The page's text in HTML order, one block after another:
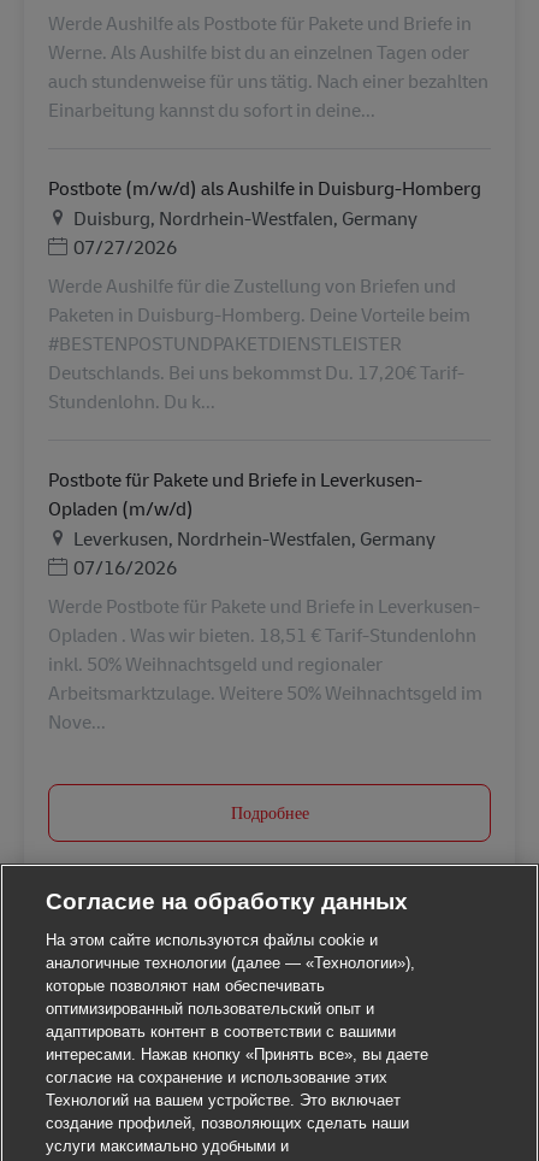
Werde Aushilfe als Postbote für Pakete und Briefe in
Werne. Als Aushilfe bist du an einzelnen Tagen oder
auch stundenweise für uns tätig. Nach einer bezahlten
Einarbeitung kannst du sofort in deine...
Postbote (m/w/d) als Aushilfe in Duisburg-Homberg
Местоположение
Duisburg, Nordrhein-Westfalen, Germany
Дата публикации
07/27/2026
Werde Aushilfe für die Zustellung von Briefen und
Paketen in Duisburg-Homberg. Deine Vorteile beim
#BESTENPOSTUNDPAKETDIENSTLEISTER
Deutschlands. Bei uns bekommst Du. 17,20€ Tarif-
Stundenlohn. Du k...
Postbote für Pakete und Briefe in Leverkusen-
Opladen (m/w/d)
Местоположение
Leverkusen, Nordrhein-Westfalen, Germany
Дата публикации
07/16/2026
Werde Postbote für Pakete und Briefe in Leverkusen-
Opladen . Was wir bieten. 18,51 € Tarif-Stundenlohn
inkl. 50% Weihnachtsgeld und regionaler
Arbeitsmarktzulage. Weitere 50% Weihnachtsgeld im
Nove...
Подробнее
Согласие на обработку данных
На этом сайте используются файлы cookie и
аналогичные технологии (далее — «Технологии»),
которые позволяют нам обеспечивать
оптимизированный пользовательский опыт и
адаптировать контент в соответствии с вашими
интересами. Нажав кнопку «Принять все», вы даете
согласие на сохранение и использование этих
Технологий на вашем устройстве. Это включает
создание профилей, позволяющих сделать наши
услуги максимально удобными и